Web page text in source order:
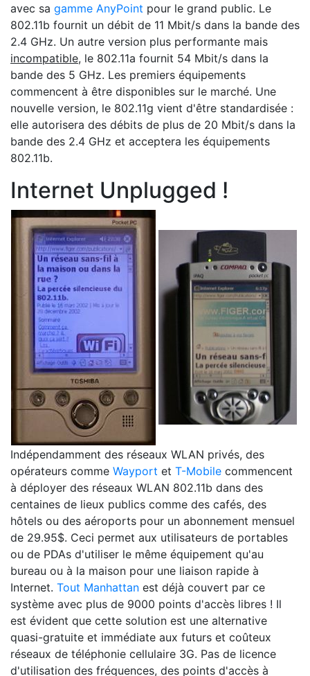
avec sa gamme AnyPoint pour le grand public. Le
802.11b fournit un débit de 11 Mbit/s dans la bande des
2.4 GHz. Un autre version plus performante mais
incompatible, le 802.11a fournit 54 Mbit/s dans la
bande des 5 GHz. Les premiers équipements
commencent à être disponibles sur le marché. Une
nouvelle version, le 802.11g vient d'être standardisée :
elle autorisera des débits de plus de 20 Mbit/s dans la
bande des 2.4 GHz et acceptera les équipements
802.11b.
Internet Unplugged !
Indépendamment des réseaux WLAN privés, des
opérateurs comme Wayport et T-Mobile commencent
à déployer des réseaux WLAN 802.11b dans des
centaines de lieux publics comme des cafés, des
hôtels ou des aéroports pour un abonnement mensuel
de 29.95$. Ceci permet aux utilisateurs de portables
ou de PDAs d'utiliser le même équipement qu'au
bureau ou à la maison pour une liaison rapide à
Internet. Tout Manhattan est déjà couvert par ce
système avec plus de 9000 points d'accès libres ! Il
est évident que cette solution est une alternative
quasi-gratuite et immédiate aux futurs et coûteux
réseaux de téléphonie cellulaire 3G. Pas de licence
d'utilisation des fréquences, des points d'accès à